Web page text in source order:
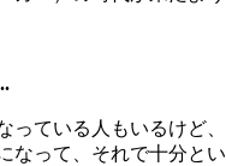
っている人もいるけど、
なって、それで十分とい